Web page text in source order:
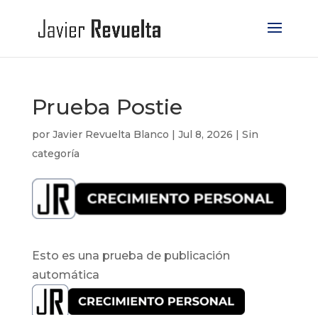
Prueba Postie
por Javier Revuelta Blanco | Jul 8, 2026 | Sin
categoría
Esto es una prueba de publicación
automática